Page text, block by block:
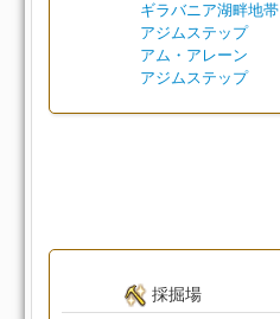
ギラバニア湖畔地帯
アジムステップ
アム・アレーン
アジムステップ
採掘場